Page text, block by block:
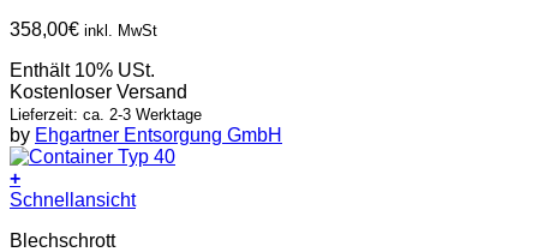
358,00€ inkl. MwSt
Enthält 10% USt.
Kostenloser Versand
Lieferzeit: ca. 2-3 Werktage
by Ehgartner Entsorgung GmbH
+
Schnellansicht
Blechschrott